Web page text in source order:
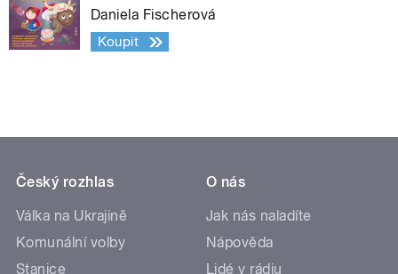
Daniela Fischerová
Koupit
Český rozhlas
Válka na Ukrajině
Komunální volby
Stanice
O nás
Jak nás naladíte
Nápověda
Lidé v rádiu